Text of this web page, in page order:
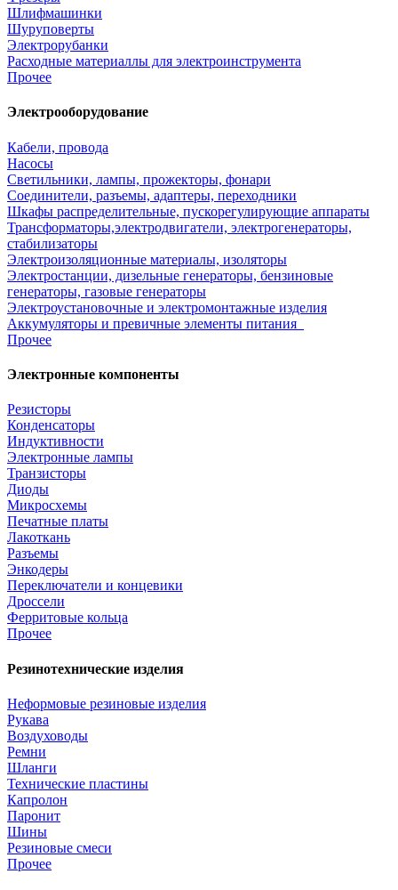
Шлифмашинки
Шуруповерты
Электрорубанки
Расходные материаллы для электроинструмента
Прочее
Электрооборудование
Кабели, провода
Насосы
Светильники, лампы, прожекторы, фонари
Соединители, разъемы, адаптеры, переходники
Шкафы распределительные, пускорегулирующие аппараты
Трансформаторы,электродвигатели, электрогенераторы,
стабилизаторы
Электроизоляционные материалы, изоляторы
Электростанции, дизельные генераторы, бензиновые
генераторы, газовые генераторы
Электроустановочные и электромонтажные изделия
Аккумуляторы и превичные элементы питания
Прочее
Электронные компоненты
Резисторы
Конденсаторы
Индуктивности
Электронные лампы
Транзисторы
Диоды
Микросхемы
Печатные платы
Лакоткань
Разъемы
Энкодеры
Переключатели и концевики
Дроссели
Ферритовые кольца
Прочее
Резинотехнические изделия
Неформовые резиновые изделия
Рукава
Воздуховоды
Ремни
Шланги
Технические пластины
Капролон
Паронит
Шины
Резиновые смеси
Прочее